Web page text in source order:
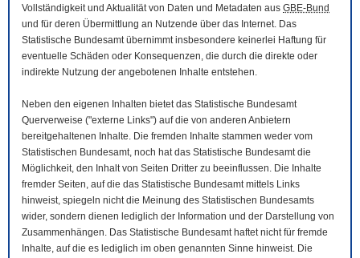
Vollständigkeit und Aktualität von Daten und Metadaten aus GBE-Bund
und für deren Übermittlung an Nutzende über das Internet. Das
Statistische Bundesamt übernimmt insbesondere keinerlei Haftung für
eventuelle Schäden oder Konsequenzen, die durch die direkte oder
indirekte Nutzung der angebotenen Inhalte entstehen.
Neben den eigenen Inhalten bietet das Statistische Bundesamt
Querverweise ("externe Links") auf die von anderen Anbietern
bereitgehaltenen Inhalte. Die fremden Inhalte stammen weder vom
Statistischen Bundesamt, noch hat das Statistische Bundesamt die
Möglichkeit, den Inhalt von Seiten Dritter zu beeinflussen. Die Inhalte
fremder Seiten, auf die das Statistische Bundesamt mittels Links
hinweist, spiegeln nicht die Meinung des Statistischen Bundesamts
wider, sondern dienen lediglich der Information und der Darstellung von
Zusammenhängen. Das Statistische Bundesamt haftet nicht für fremde
Inhalte, auf die es lediglich im oben genannten Sinne hinweist. Die